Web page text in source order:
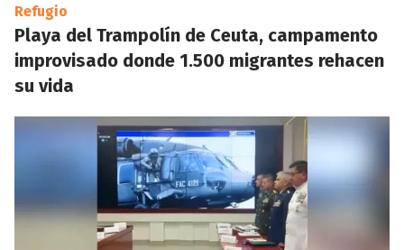
Refugio
Playa del Trampolín de Ceuta, campamento
improvisado donde 1.500 migrantes rehacen
su vida